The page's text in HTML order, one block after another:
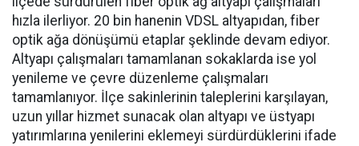
hızla ilerliyor. 20 bin hanenin VDSL altyapıdan, fiber
optik ağa dönüşümü etaplar şeklinde devam ediyor.
Altyapı çalışmaları tamamlanan sokaklarda ise yol
yenileme ve çevre düzenleme çalışmaları
tamamlanıyor. İlçe sakinlerinin taleplerini karşılayan,
uzun yıllar hizmet sunacak olan altyapı ve üstyapı
yatırımlarına yenilerini eklemeyi sürdürdüklerini ifade